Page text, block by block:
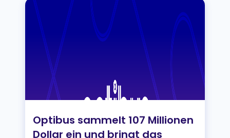
Optibus sammelt 107 Millionen
Dollar ein und bringt das